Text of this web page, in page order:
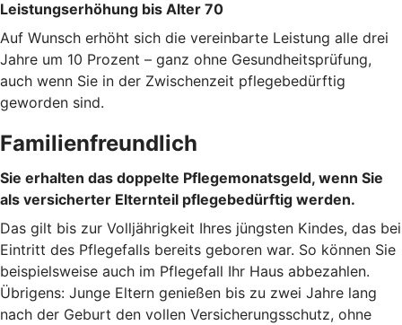
Leistungserhöhung bis Alter 70
Auf Wunsch erhöht sich die vereinbarte Leistung alle drei
Jahre um 10 Prozent – ganz ohne Gesundheitsprüfung,
auch wenn Sie in der Zwischenzeit pflegebedürftig
geworden sind.
Familienfreundlich
Sie erhalten das doppelte Pflegemonatsgeld, wenn Sie
als versicherter Elternteil pflegebedürftig werden.
Das gilt bis zur Volljährigkeit Ihres jüngsten Kindes, das bei
Eintritt des Pflegefalls bereits geboren war. So können Sie
beispielsweise auch im Pflegefall Ihr Haus abbezahlen.
Übrigens: Junge Eltern genießen bis zu zwei Jahre lang
nach der Geburt den vollen Versicherungsschutz, ohne